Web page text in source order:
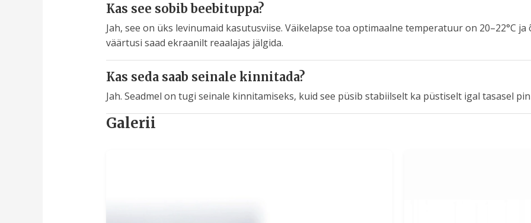
Kas see sobib beebituppa?
Jah, see on üks levinumaid kasutusviise. Väikelapse toa optimaalne temperatuur on 20–22°C
väärtusi saad ekraanilt reaalajas jälgida.
Kas seda saab seinale kinnitada?
Jah. Seadmel on tugi seinale kinnitamiseks, kuid see püsib stabiilselt ka püstiselt igal tasasel
Galerii